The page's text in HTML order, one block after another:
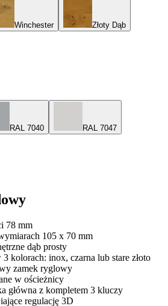
Winchester Złoty Dąb
RAL 7040 RAL 7047
78 mm
105 x 70 mm
dąb prosty
kolorach: inox, czarna lub stare złoto
zamek ryglowy
w ościeżnicy
główna z kompletem 3 kluczy
regulację 3D